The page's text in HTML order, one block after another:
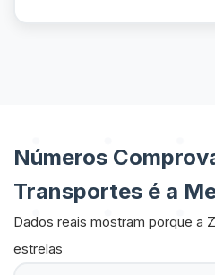
Números
Transportes é a
Dados reais mostram porque a
estrelas